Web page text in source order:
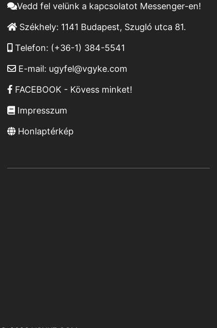
Vedd fel velünk a kapcsolatot Messenger-en!
Székhely: 1141 Budapest, Szugló utca 81.
Telefon: (+36-1) 384-5541
E-mail: ugyfel@vgyke.com
FACEBOOK - Kövess minket!
Impresszum
Honlaptérkép